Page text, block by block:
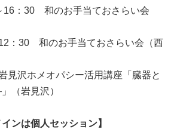
16：30 和のお手当ておさらい会
：30 和のお手当ておさらい会（西
見沢ホメオパシー活用講座「臓器と
（岩見沢）
ンは個人セッション】